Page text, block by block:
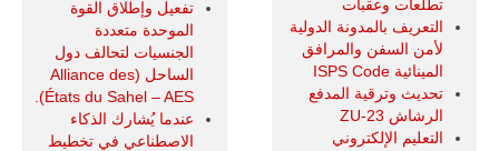
تطلعات وعقبات
التعريف بالمدونة الدولية
لأمن السفن والمرافق
المينائية ISPS Code
تحديث وترقية المدفع
الرشاش ZU-23
التعليم الإلكتروني
تفعيل وإطلاق القوة
الموحدة متعددة
الجنسيات لتحالف دول
الساحل (Alliance des
États du Sahel – AES).
عندما يُشارك الذكاء
الاصطناعي في تخطيط